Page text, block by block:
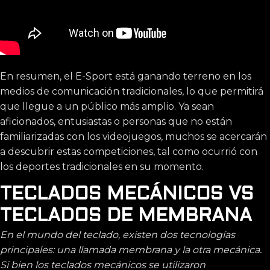
En resumen, el E-Sport está ganando terreno en los
medios de comunicación tradicionales, lo que permitirá
que llegue a un público más amplio. Ya sean
aficionados, entusiastas o personas que no están
familiarizadas con los videojuegos, muchos se acercarán
a descubrir estas competiciones, tal como ocurrió con
los deportes tradicionales en su momento.
TECLADOS MECÁNICOS VS
TECLADOS DE MEMBRANA
En el mundo del teclado, existen dos tecnologías
principales: una llamada membrana y la otra mecánica.
Si bien los teclados mecánicos se utilizaron